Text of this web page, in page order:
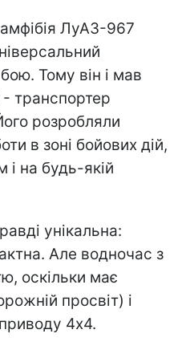
ЛуАЗ-967
Тому він і мав
- транспортер
розробляли
в зоні бойових дій,
на будь-якій
унікальна:
Але водночас з
оскільки має
просвіт) і
4х4.